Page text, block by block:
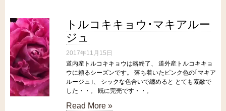
トルコキキョウ･マキアルー
ジュ
2017年11月15日
道内産トルコキキョウは略終了、 道外産トルコキキョ
ウに頼るシーズンです。 落ち着いたピンク色の｢マキア
ルージュ｣、 シックな色合いで纏めると とても素敵で
した・・。 既に完売です・・。
Read More »